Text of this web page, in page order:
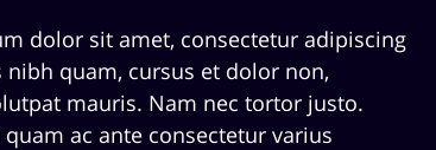
dolor sit amet, consectetur adipiscing
nibh quam, cursus et dolor non,
mauris. Nam nec tortor justo.
ac ante consectetur varius